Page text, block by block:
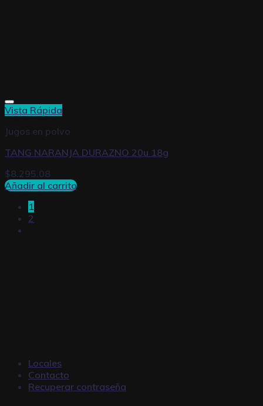
Vista Rápida
Jugos en polvo
TANG NARANJA DURAZNO 20u 18g
$8.295,08
Añadir al carrito
1
2
Locales
Contacto
Recuperar contraseña